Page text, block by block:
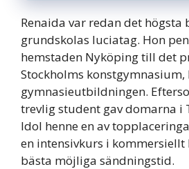
Renaida var redan det högsta
grundskolas luciatag. Hon
hemstaden Nyköping till det
Stockholms
gymnasieutbildningen.
trevlig student gav domarna i
Idol henne en av
en intensivkurs i kommersiellt
bästa möjliga sändningstid.